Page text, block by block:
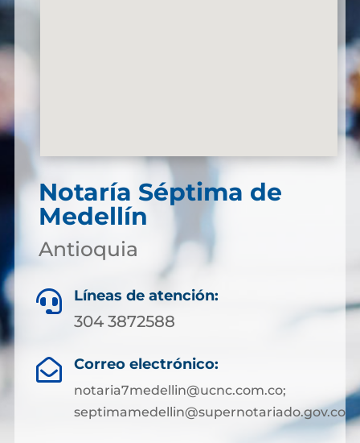
Notaría Séptima de
Medellín
Antioquia
 Líneas de atención:
304 3872588
 Correo electrónico:
notaria7medellin@ucnc.com.co;
septimamedellin@supernotariado.gov.co